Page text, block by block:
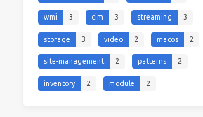
wmi 3 cim 3 streaming 3
storage 3 video 2 macos 2
site-management 2 patterns 2
inventory 2 module 2